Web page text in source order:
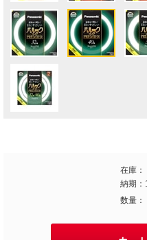
在庫：
納期：
数量：